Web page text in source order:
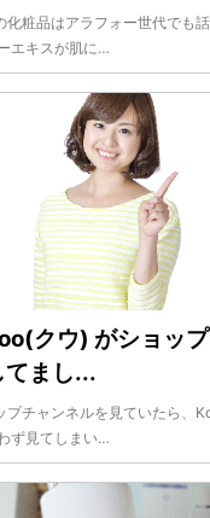
化粧品はアラフォー世代でも
エキスが肌に…
クウ) がショッ
てまし...
プチャンネルを見ていたら、
ず見てしまい…